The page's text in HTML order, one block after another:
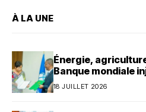
À LA UNE
Énergie,
Banque mondiale
dollars au Bénin
18 JUILLET 2026